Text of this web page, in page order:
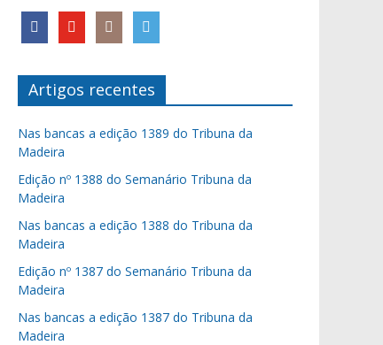
Artigos recentes
Nas bancas a edição 1389 do Tribuna da
Madeira
Edição nº 1388 do Semanário Tribuna da
Madeira
Nas bancas a edição 1388 do Tribuna da
Madeira
Edição nº 1387 do Semanário Tribuna da
Madeira
Nas bancas a edição 1387 do Tribuna da
Madeira